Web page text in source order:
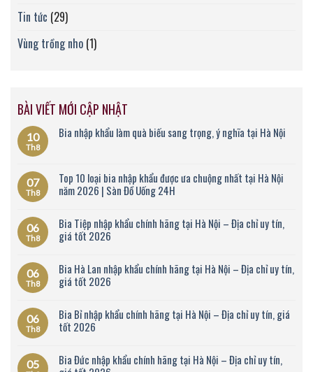
Tin tức (29)
Vùng trồng nho (1)
BÀI VIẾT MỚI CẬP NHẬT
10
Th8
Bia nhập khẩu làm quà biếu sang trọng, ý nghĩa tại Hà Nội
07
Th8
Top 10 loại bia nhập khẩu được ưa chuộng nhất tại Hà Nội
năm 2026 | Sàn Đồ Uống 24H
06
Th8
Bia Tiệp nhập khẩu chính hãng tại Hà Nội – Địa chỉ uy tín,
giá tốt 2026
06
Th8
Bia Hà Lan nhập khẩu chính hãng tại Hà Nội – Địa chỉ uy tín,
giá tốt 2026
06
Th8
Bia Bỉ nhập khẩu chính hãng tại Hà Nội – Địa chỉ uy tín, giá
tốt 2026
05
Bia Đức nhập khẩu chính hãng tại Hà Nội – Địa chỉ uy tín,